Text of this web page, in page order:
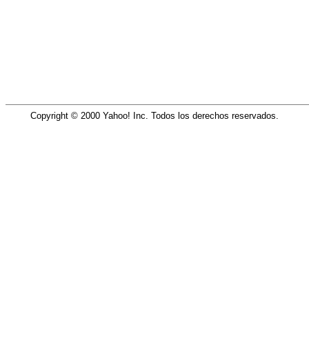
Copyright © 2000 Yahoo! Inc. Todos los derechos reservados.